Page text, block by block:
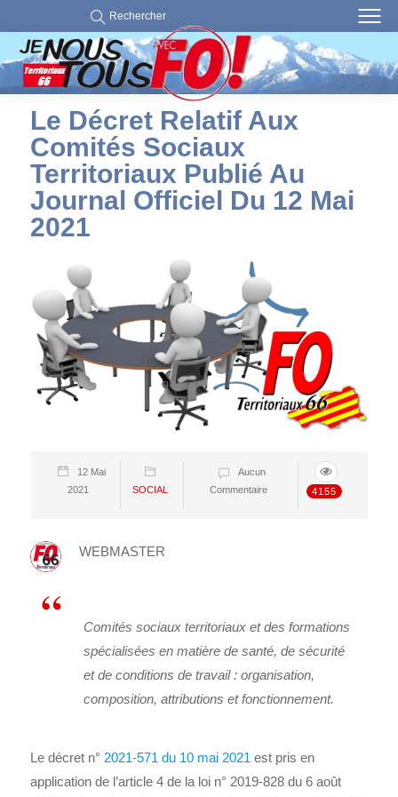
Rechercher
Le Décret Relatif Aux
Comités Sociaux
Territoriaux Publié Au
Journal Officiel Du 12 Mai
2021
12 Mai
2021
SOCIAL
Aucun
Commentaire
4155
WEBMASTER
Comités sociaux territoriaux et des formations
spécialisées en matière de santé, de sécurité
et de conditions de travail : organisation,
composition, attributions et fonctionnement.
Le décret n°2021-571 du 10 mai 2021 est pris en
application de l’article 4 de la loi n° 2019-828 du 6 août